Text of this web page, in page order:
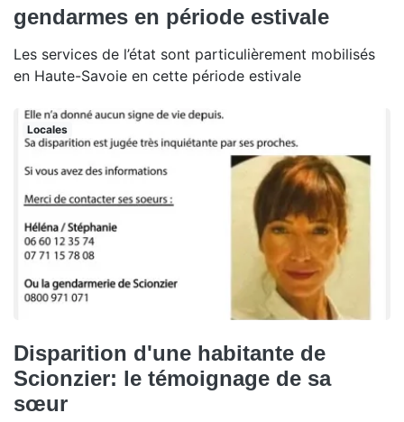
gendarmes en période estivale
Les services de l’état sont particulièrement mobilisés
en Haute-Savoie en cette période estivale
Locales
Disparition d'une habitante de
Scionzier: le témoignage de sa
sœur